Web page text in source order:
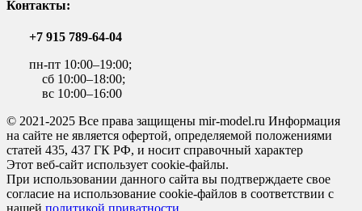
Контакты:
+7 915 789-64-04
пн-пт 10:00–19:00;
сб 10:00–18:00;
вс 10:00–16:00
© 2021-2025 Все права защищены mir-model.ru Информация
на сайте не является офертой, определяемой положениями
статей 435, 437 ГК РФ, и носит справочный характер
Этот веб-сайт использует cookie-файлы.
При использовании данного сайта вы подтверждаете свое
согласие на использование cookie-файлов в соответствии с